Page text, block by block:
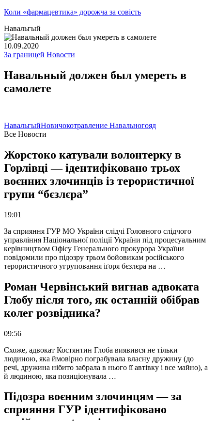
Коли «фармацевтика» дорожча за совість
Навальгый
10.09.2020
За границей Новости
Навальный должен был умереть в
самолете
НавальгыйНовичокотравление Навальногояд
Все Новости
Жорстоко катували волонтерку в
Горлівці — ідентифіковано трьох
воєнних злочинців із терористичної
групи “бєзлєра”
19:01
За сприяння ГУР МО України слідчі Головного слідчого
управління Національної поліції України під процесуальним
керівництвом Офісу Генерального прокурора України
повідомили про підозру трьом бойовикам російського
терористичного угруповання іґоря бєзлєра на …
Роман Червінський вигнав адвоката
Глобу після того, як останній обібрав
колег розвідника?
09:56
Схоже, адвокат Костянтин Глоба виявився не тільки
людиною, яка ймовірно пограбувала власну дружину (до
речі, дружина нібито забрала в нього її автівку і все майно), а
й людиною, яка позиціонувала …
Підозра воєнним злочинцям — за
сприяння ГУР ідентифіковано